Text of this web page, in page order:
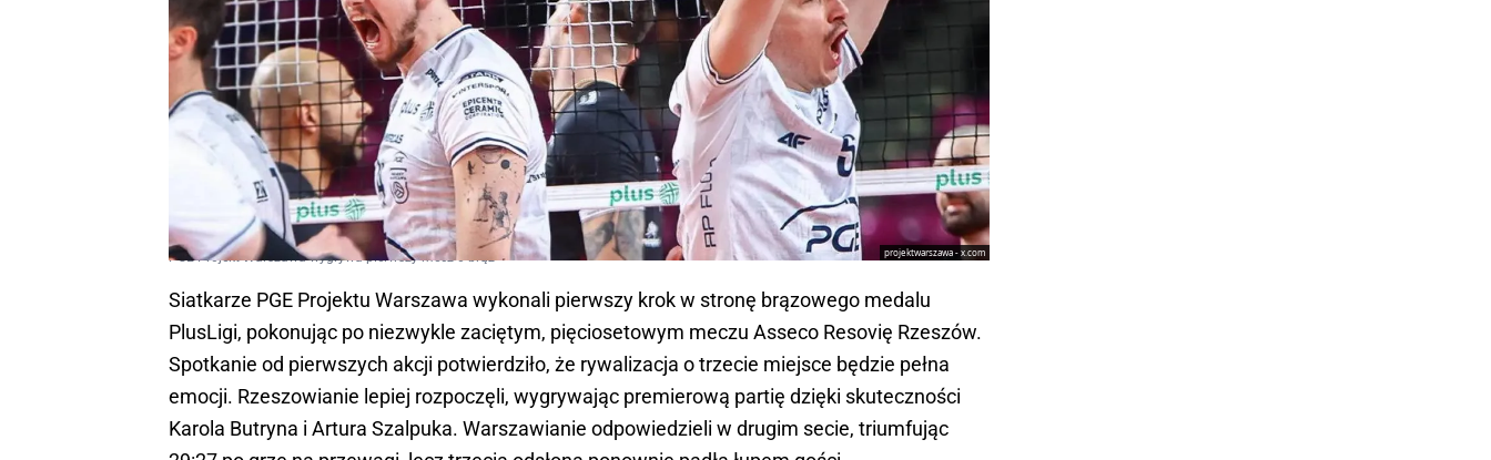
projektwarszawa - x.com
PGE Projekt Warszawa wygrywa pierwszy mecz o brąz
Siatkarze PGE Projektu Warszawa wykonali pierwszy krok w stronę brązowego medalu
PlusLigi, pokonując po niezwykle zaciętym, pięciosetowym meczu Asseco Resovię Rzeszów.
Spotkanie od pierwszych akcji potwierdziło, że rywalizacja o trzecie miejsce będzie pełna
emocji. Rzeszowianie lepiej rozpoczęli, wygrywając premierową partię dzięki skuteczności
Karola Butryna i Artura Szalpuka. Warszawianie odpowiedzieli w drugim secie, triumfując